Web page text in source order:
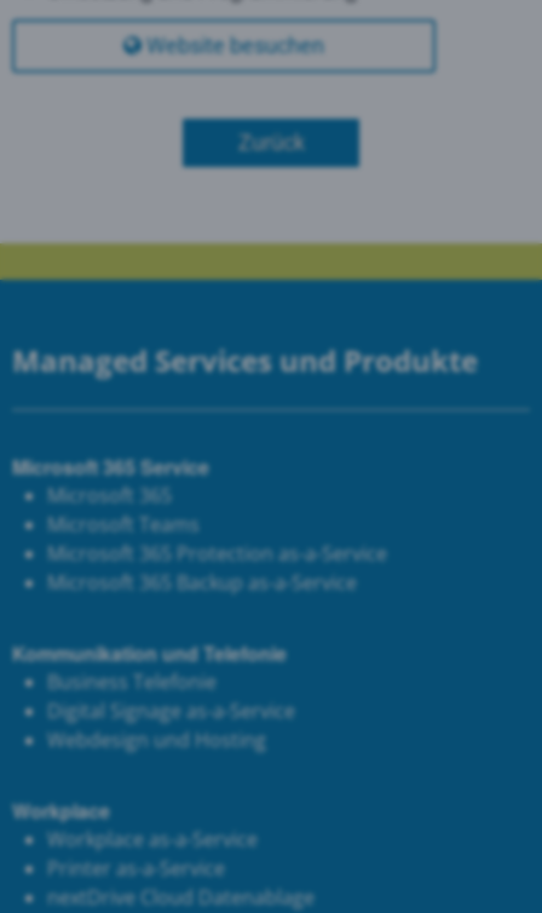
Website besuchen
Zurück
Managed Services und Produkte
Microsoft 365 Service
Microsoft 365
Microsoft Teams
Microsoft 365 Protection as-a-Service
Microsoft 365 Backup as-a-Service
Kommunikation und Telefonie
Business Telefonie
Digital Signage as-a-Service
Webdesign und Hosting
Workplace
Workplace as-a-Service
Printer as-a-Service
nextDrive Cloud Datenablage